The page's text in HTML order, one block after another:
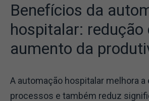
Benefícios da
hospitalar: redução
aumento da
A automação hospitalar melhora
processos e também reduz